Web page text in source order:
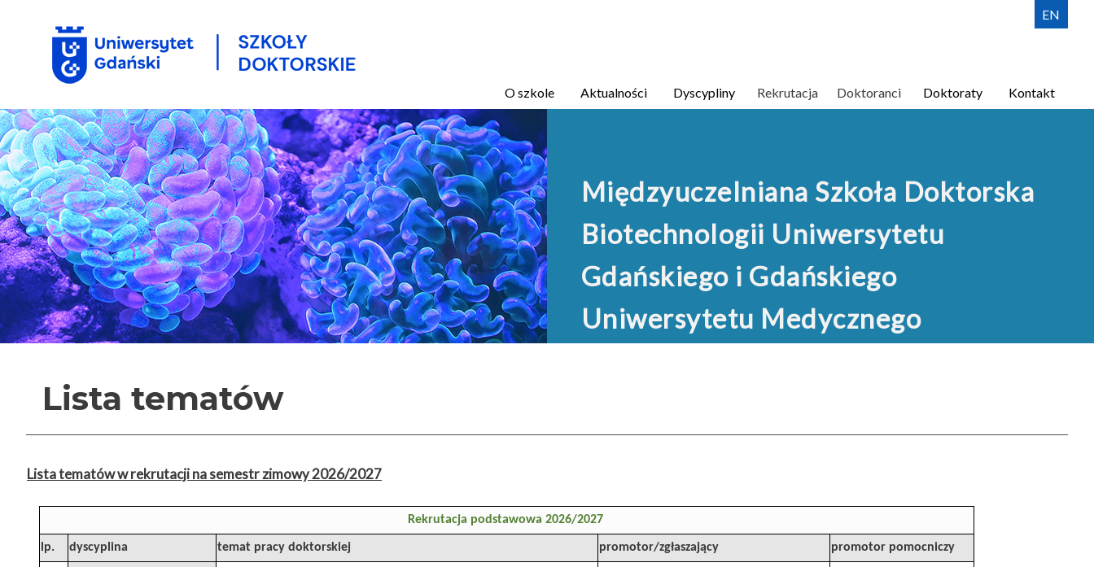
EN
O szkole Aktualności Dyscypliny Rekrutacja Doktoranci Doktoraty Kontakt
Międzyuczelniana Szkoła Doktorska
Biotechnologii Uniwersytetu
Gdańskiego i Gdańskiego
Uniwersytetu Medycznego
Lista tematów
Lista tematów w rekrutacji na semestr zimowy 2026/2027
Rekrutacja podstawowa 2026/2027
lp. dyscyplina temat pracy doktorskiej promotor/zgłaszający promotor pomocniczy